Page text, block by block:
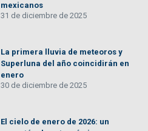
mexicanos
31 de diciembre de 2025
La primera lluvia de meteoros y
Superluna del año coincidirán en
enero
30 de diciembre de 2025
El cielo de enero de 2026: un